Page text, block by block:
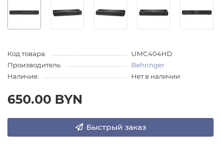
Код товара:
UMC404HD
Производитель:
Behringer
Наличие:
Нет в наличии
650.00 BYN
Быстрый заказ